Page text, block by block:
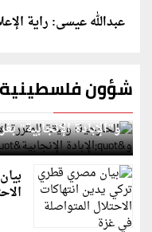
عبدالله عيسى: راية
شؤون فلسطينية
الخارجية: وثيقة
و"الإبادة الإنجابية"